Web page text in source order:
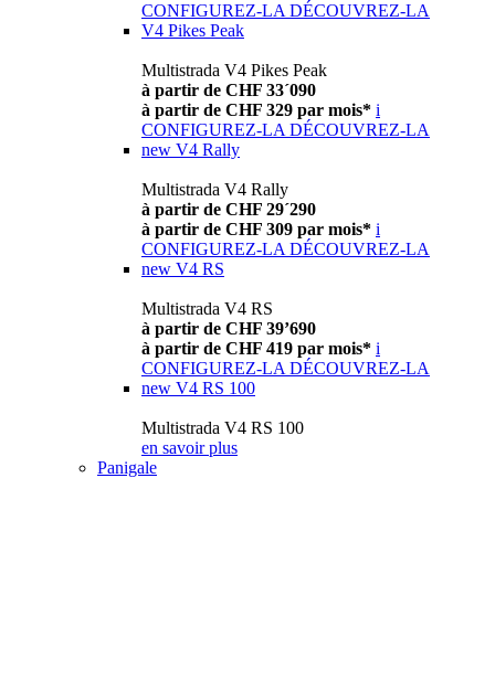
CONFIGUREZ-LA DÉCOUVREZ-LA
V4 Pikes Peak
Multistrada V4 Pikes Peak
à partir de CHF 33´090
à partir de CHF 329 par mois* i
CONFIGUREZ-LA DÉCOUVREZ-LA
new V4 Rally
Multistrada V4 Rally
à partir de CHF 29´290
à partir de CHF 309 par mois* i
CONFIGUREZ-LA DÉCOUVREZ-LA
new V4 RS
Multistrada V4 RS
à partir de CHF 39’690
à partir de CHF 419 par mois* i
CONFIGUREZ-LA DÉCOUVREZ-LA
new V4 RS 100
Multistrada V4 RS 100
en savoir plus
Panigale